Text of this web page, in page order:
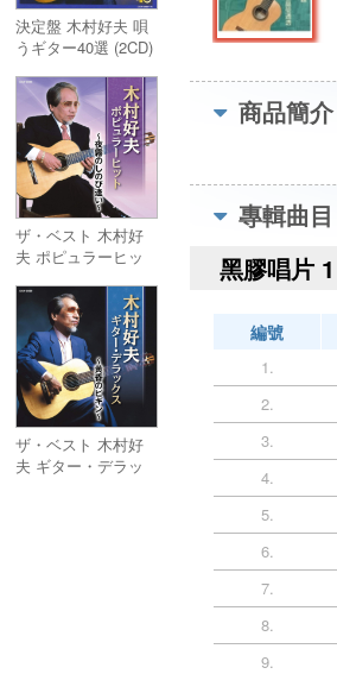
決定盤 木村好夫 唄
うギター40選 (2CD)
ザ・ベスト 木村好
夫 ポピュラーヒッ
い~
ザ・ベスト 木村好
夫 ギター・デラッ
商品簡介
專輯曲目
黑膠唱片 1
編號
1.
2.
3.
4.
5.
6.
7.
8.
9.